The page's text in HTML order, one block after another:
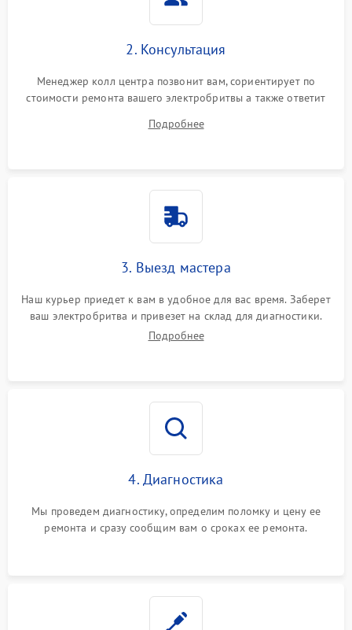
2. Консультация
Менеджер колл центра позвонит вам, сориентирует по
стоимости ремонта вашего электробритвы а также ответит
Подробнее
3. Выезд мастера
Наш курьер приедет к вам в удобное для вас время. Заберет
ваш электробритва и привезет на склад для диагностики.
Подробнее
4. Диагностика
Мы проведем диагностику, определим поломку и цену ее
ремонта и сразу сообщим вам о сроках ее ремонта.